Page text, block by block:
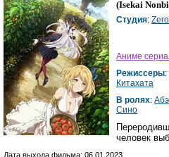
(Isekai
Студия:
Аниме
Режиссеры:
Китахата
В ролях:
Сино
человек
Дата выхода фильма: 06.01.2023